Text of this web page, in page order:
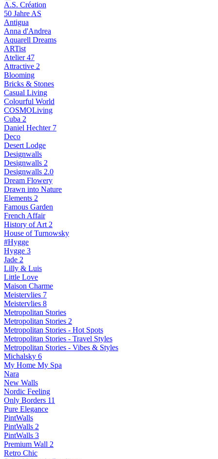
A.S. Création
50 Jahre AS
Antigua
Anna d'Andrea
Aquarell Dreams
ARTist
Atelier 47
Attractive 2
Blooming
Bricks & Stones
Casual Living
Colourful World
COSMOLiving
Cuba 2
Daniel Hechter 7
Deco
Desert Lodge
Designwalls
Designwalls 2
Designwalls 2.0
Dream Flowery
Drawn into Nature
Elements 2
Famous Garden
French Affair
History of Art 2
House of Turnowsky
#Hygge
Hygge 3
Jade 2
Lilly & Luis
Little Love
Maison Charme
Meistervlies 7
Meistervlies 8
Metropolitan Stories
Metropolitan Stories 2
Metropolitan Stories - Hot Spots
Metropolitan Stories - Travel Styles
Metropolitan Stories - Vibes & Styles
Michalsky 6
My Home My Spa
Nara
New Walls
Nordic Feeling
Only Borders 11
Pure Elegance
PintWalls
PintWalls 2
PintWalls 3
Premium Wall 2
Retro Chic